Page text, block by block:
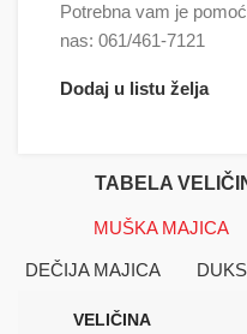
Potrebna vam je
nas: 061/461-7121
Dodaj u listu želja
TABELA
MUŠKA MAJICA
DEČIJA MAJICA
VELIČINA